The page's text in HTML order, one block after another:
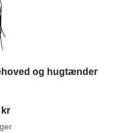
og hugtænder
kr